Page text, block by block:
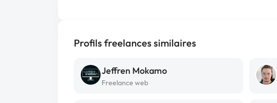
Profils freelances similaires
Jeffren Mokamo
Freelance web